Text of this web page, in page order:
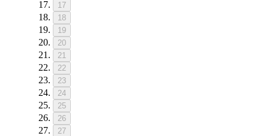
17
18
19
20
21
22
23
24
25
26
27